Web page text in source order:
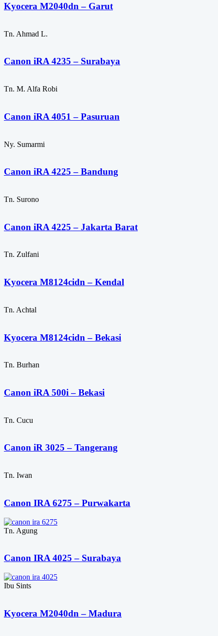
Kyocera M2040dn – Garut
Tn. Ahmad L.
Canon iRA 4235 – Surabaya
Tn. M. Alfa Robi
Canon iRA 4051 – Pasuruan
Ny. Sumarmi
Canon iRA 4225 – Bandung
Tn. Surono
Canon iRA 4225 – Jakarta Barat
Tn. Zulfani
Kyocera M8124cidn – Kendal
Tn. Achtal
Kyocera M8124cidn – Bekasi
Tn. Burhan
Canon iRA 500i – Bekasi
Tn. Cucu
Canon iR 3025 – Tangerang
Tn. Iwan
Canon IRA 6275 – Purwakarta
Tn. Agung
Canon IRA 4025 – Surabaya
Ibu Sints
Kyocera M2040dn – Madura